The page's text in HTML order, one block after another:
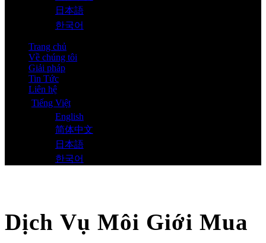
日本語
한국어
Trang chủ
Về chúng tôi
Giải pháp
Tin Tức
Liên hệ
Tiếng Việt
English
简体中文
日本語
한국어
Dịch Vụ Môi Giới Mua